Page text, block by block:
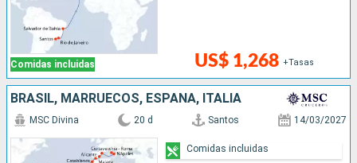
Comidas incluidas US$ 1,268 +Tasas
BRASIL, MARRUECOS, ESPAÑA, ITALIA
MSC Divina 20 d Santos 14/03/2027
Comidas incluidas